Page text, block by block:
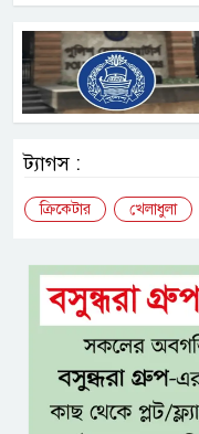
ট্যাগস :
ক্রিকেটার খেলাধুলা